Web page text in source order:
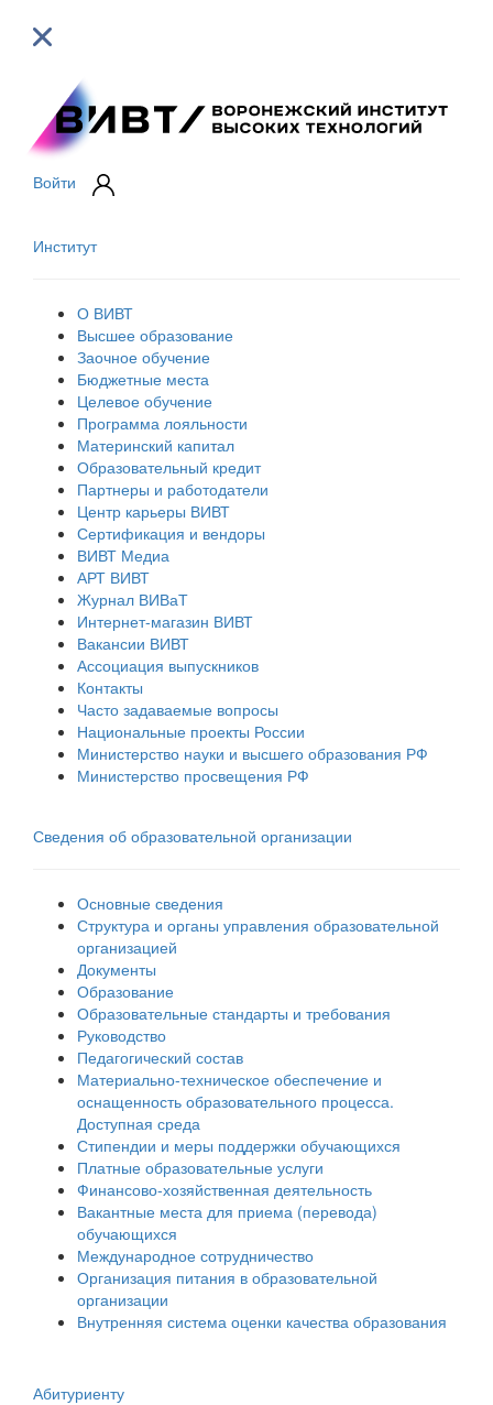
Войти
Институт
О ВИВТ
Высшее образование
Заочное обучение
Бюджетные места
Целевое обучение
Программа лояльности
Материнский капитал
Образовательный кредит
Партнеры и работодатели
Центр карьеры ВИВТ
Сертификация и вендоры
ВИВТ Медиа
АРТ ВИВТ
Журнал ВИВаТ
Интернет-магазин ВИВТ
Вакансии ВИВТ
Ассоциация выпускников
Контакты
Часто задаваемые вопросы
Национальные проекты России
Министерство науки и высшего образования РФ
Министерство просвещения РФ
Сведения об образовательной организации
Основные сведения
Структура и органы управления образовательной
организацией
Документы
Образование
Образовательные стандарты и требования
Руководство
Педагогический состав
Материально-техническое обеспечение и
оснащенность образовательного процесса.
Доступная среда
Стипендии и меры поддержки обучающихся
Платные образовательные услуги
Финансово-хозяйственная деятельность
Вакантные места для приема (перевода)
обучающихся
Международное сотрудничество
Организация питания в образовательной
организации
Внутренняя система оценки качества образования
Абитуриенту